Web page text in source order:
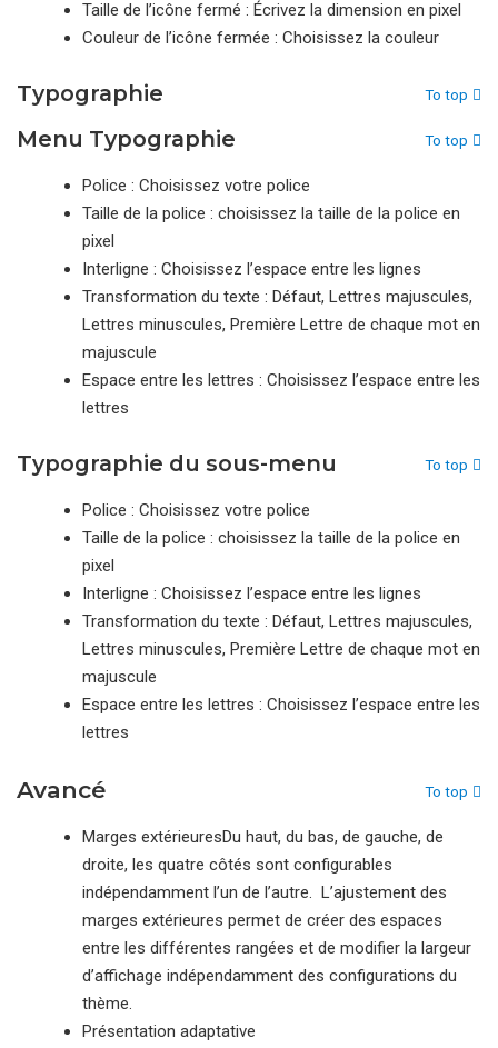
Taille de l’icône fermé : Écrivez la dimension en pixel
Couleur de l’icône fermée : Choisissez la couleur
Typographie To top
Menu Typographie To top
Police : Choisissez votre police
Taille de la police : choisissez la taille de la police en
pixel
Interligne : Choisissez l’espace entre les lignes
Transformation du texte : Défaut, Lettres majuscules,
Lettres minuscules, Première Lettre de chaque mot en
majuscule
Espace entre les lettres : Choisissez l’espace entre les
lettres
Typographie du sous-menu To top
Police : Choisissez votre police
Taille de la police : choisissez la taille de la police en
pixel
Interligne : Choisissez l’espace entre les lignes
Transformation du texte : Défaut, Lettres majuscules,
Lettres minuscules, Première Lettre de chaque mot en
majuscule
Espace entre les lettres : Choisissez l’espace entre les
lettres
Avancé To top
Marges extérieuresDu haut, du bas, de gauche, de
droite, les quatre côtés sont configurables
indépendamment l’un de l’autre. L’ajustement des
marges extérieures permet de créer des espaces
entre les différentes rangées et de modifier la largeur
d’affichage indépendamment des configurations du
thème.
Présentation adaptative